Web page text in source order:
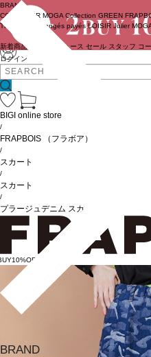
ログイン
BRAND
COUTURIER MOGA Collection GREEN
TRISTESSE
congés payés LOISIR Julier
新着商品 ニュース セール スタッフ コ
BRAND
BIGI online store
/
FRAPBOIS （フラボア）
/
スカート
/
スカート
/
プラージュデニム スカート